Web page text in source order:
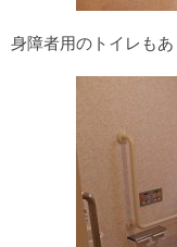
身障者用のトイレもあ